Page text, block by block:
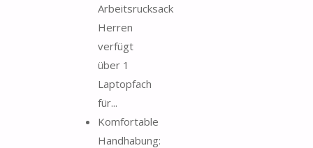
Arbeitsrucksack
Herren
verfügt
über 1
Laptopfach
für...
Komfortable
Handhabung: